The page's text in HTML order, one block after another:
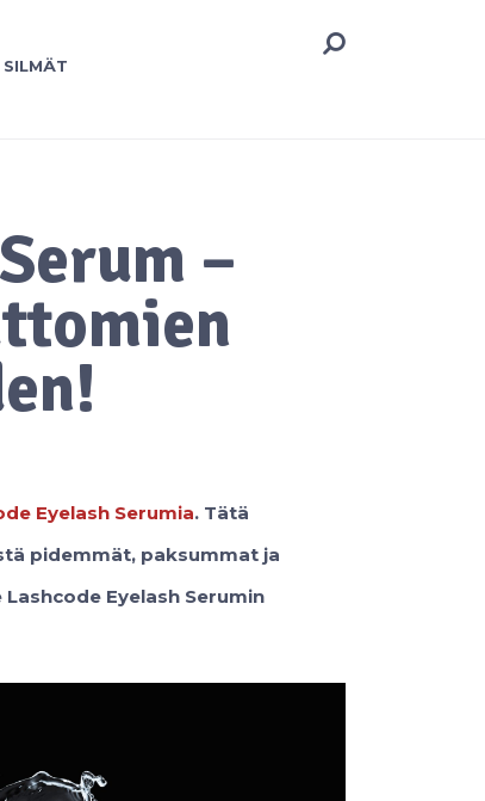
SILMÄT
–
Eyelash Serumia. Tätä
pidemmät, paksummat ja
Eyelash Serumin